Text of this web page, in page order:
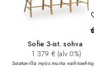
Sofie 3-ist. sohva
1 379 € (alv 0%)
Saatavilla myös muita